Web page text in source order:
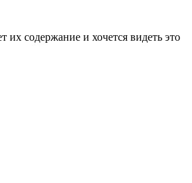
содержание и хочется видеть это